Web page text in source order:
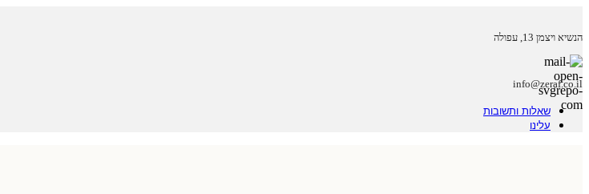
הנשיא ויצמן 13, עפולה
info@zeraf.co.il
שאלות ותשובות
עלינו